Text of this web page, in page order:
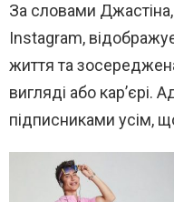
За словами
Instagram,
життя та
вигляді або кар’єрі.
підписниками усім,